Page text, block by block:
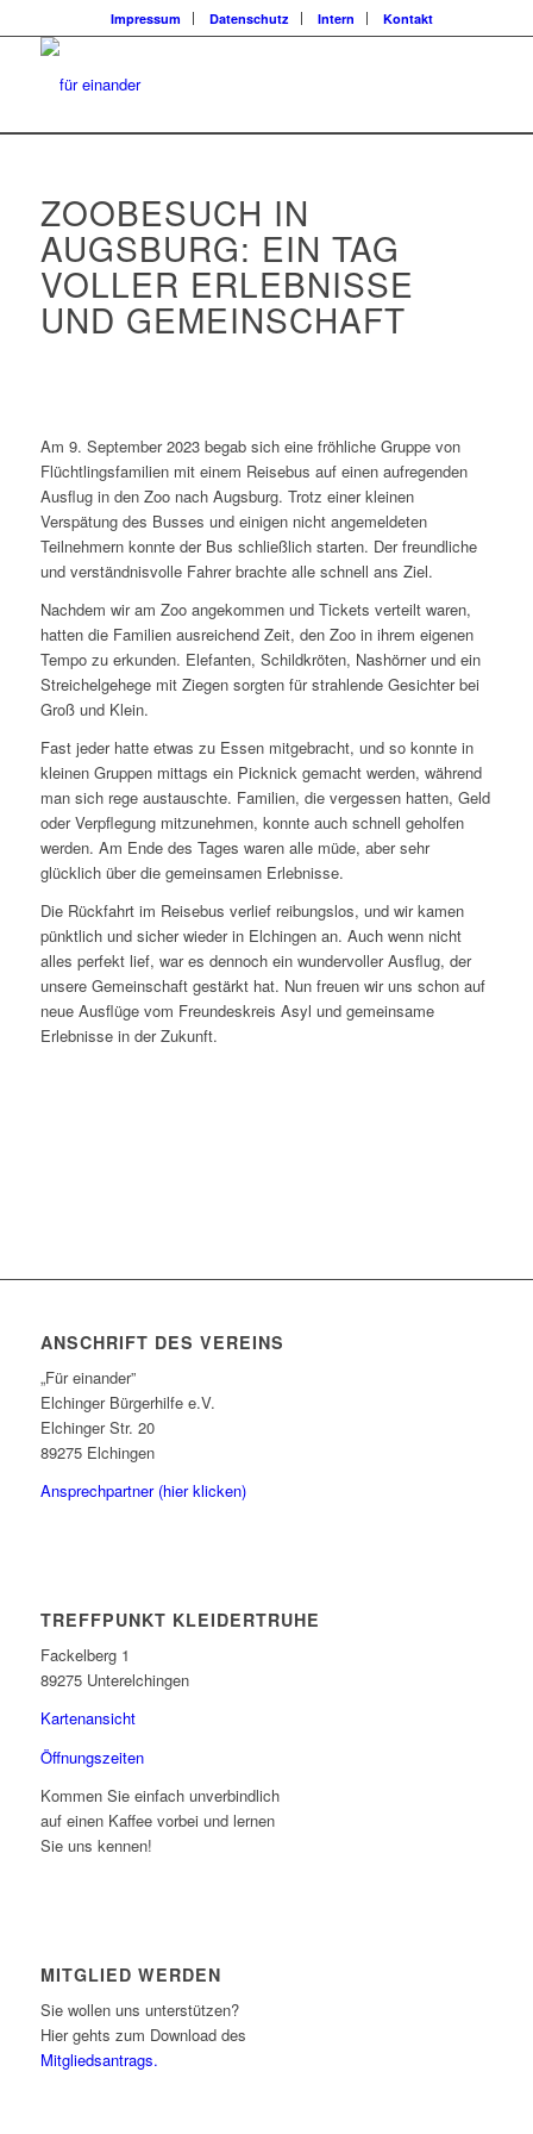
Impressum Datenschutz Intern Kontakt
ZOOBESUCH IN
AUGSBURG: EIN TAG
VOLLER ERLEBNISSE
UND GEMEINSCHAFT
Am 9. September 2023 begab sich eine fröhliche Gruppe von
Flüchtlingsfamilien mit einem Reisebus auf einen aufregenden
Ausflug in den Zoo nach Augsburg. Trotz einer kleinen
Verspätung des Busses und einigen nicht angemeldeten
Teilnehmern konnte der Bus schließlich starten. Der freundliche
und verständnisvolle Fahrer brachte alle schnell ans Ziel.
Nachdem wir am Zoo angekommen und Tickets verteilt waren,
hatten die Familien ausreichend Zeit, den Zoo in ihrem eigenen
Tempo zu erkunden. Elefanten, Schildkröten, Nashörner und ein
Streichelgehege mit Ziegen sorgten für strahlende Gesichter bei
Groß und Klein.
Fast jeder hatte etwas zu Essen mitgebracht, und so konnte in
kleinen Gruppen mittags ein Picknick gemacht werden, während
man sich rege austauschte. Familien, die vergessen hatten, Geld
oder Verpflegung mitzunehmen, konnte auch schnell geholfen
werden. Am Ende des Tages waren alle müde, aber sehr
glücklich über die gemeinsamen Erlebnisse.
Die Rückfahrt im Reisebus verlief reibungslos, und wir kamen
pünktlich und sicher wieder in Elchingen an. Auch wenn nicht
alles perfekt lief, war es dennoch ein wundervoller Ausflug, der
unsere Gemeinschaft gestärkt hat. Nun freuen wir uns schon auf
neue Ausflüge vom Freundeskreis Asyl und gemeinsame
Erlebnisse in der Zukunft.
ANSCHRIFT DES VEREINS
„Für einander”
Elchinger Bürgerhilfe e.V.
Elchinger Str. 20
89275 Elchingen
Ansprechpartner (hier klicken)
TREFFPUNKT KLEIDERTRUHE
Fackelberg 1
89275 Unterelchingen
Kartenansicht
Öffnungszeiten
Kommen Sie einfach unverbindlich
auf einen Kaffee vorbei und lernen
Sie uns kennen!
MITGLIED WERDEN
Sie wollen uns unterstützen?
Hier gehts zum Download des
Mitgliedsantrags.